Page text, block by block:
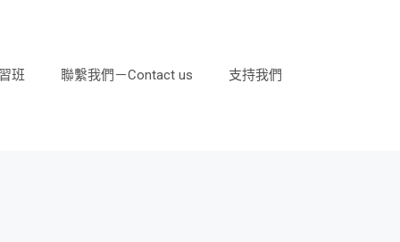
班 聯繫我們－Contact us 支持我們